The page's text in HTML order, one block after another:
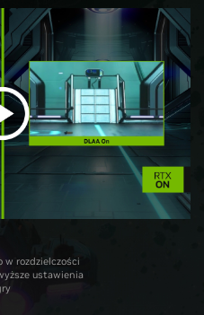
w rozdzielczości
ustawienia